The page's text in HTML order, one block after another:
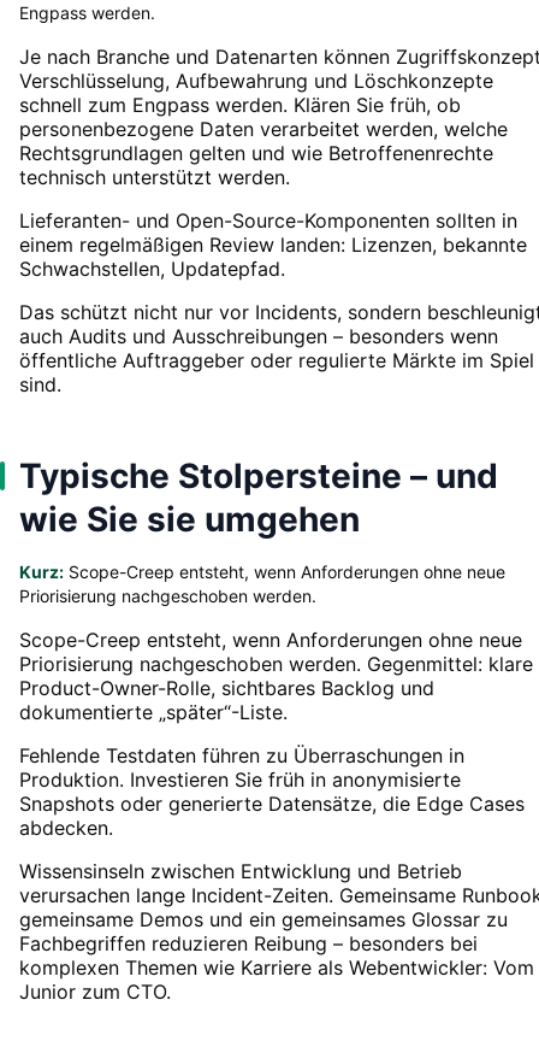
Engpass werden.
Je nach Branche und Datenarten können
Verschlüsselung, Aufbewahrung und Löschkonzepte
schnell zum Engpass werden. Klären Sie früh, ob
personenbezogene Daten verarbeitet werden, welche
Rechtsgrundlagen gelten und wie Betroffenenrechte
technisch unterstützt werden.
Lieferanten- und Open-Source-Komponenten sollten in
einem regelmäßigen Review landen: Lizenzen, bekannte
Schwachstellen, Updatepfad.
Das schützt nicht nur vor Incidents, sondern
auch Audits und Ausschreibungen – besonders wenn
öffentliche Auftraggeber oder regulierte Märkte im Spiel
sind.
Typische Stolpersteine – und
wie Sie sie umgehen
Kurz: Scope-Creep entsteht, wenn Anforderungen ohne neue
Priorisierung nachgeschoben werden.
Scope-Creep entsteht, wenn Anforderungen ohne neue
Priorisierung nachgeschoben werden. Gegenmittel: klare
Product-Owner-Rolle, sichtbares Backlog und
dokumentierte „später“-Liste.
Fehlende Testdaten führen zu Überraschungen in
Produktion. Investieren Sie früh in anonymisierte
Snapshots oder generierte Datensätze, die Edge Cases
abdecken.
Wissensinseln zwischen Entwicklung und Betrieb
verursachen lange Incident-Zeiten. Gemeinsame
gemeinsame Demos und ein gemeinsames Glossar zu
Fachbegriffen reduzieren Reibung – besonders bei
komplexen Themen wie Karriere als Webentwickler: Vom
Junior zum CTO.